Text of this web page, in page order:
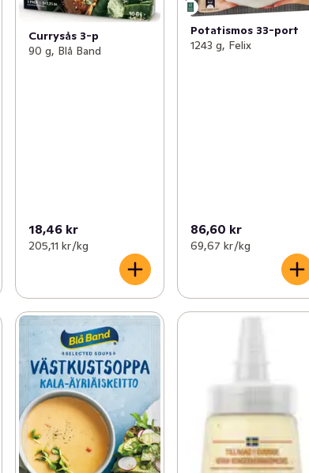
Currysås 3-p
90 g, Blå Band
18,46 kr
205,11 kr /kg
Potatismos 33-port
1243 g, Felix
86,60 kr
69,67 kr /kg